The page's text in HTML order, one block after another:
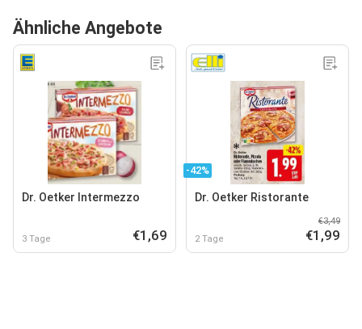
Ähnliche Angebote
Dr. Oetker Intermezzo
3 Tage €1,69
-42%
Dr. Oetker Ristorante
2 Tage
€3,49
€1,99